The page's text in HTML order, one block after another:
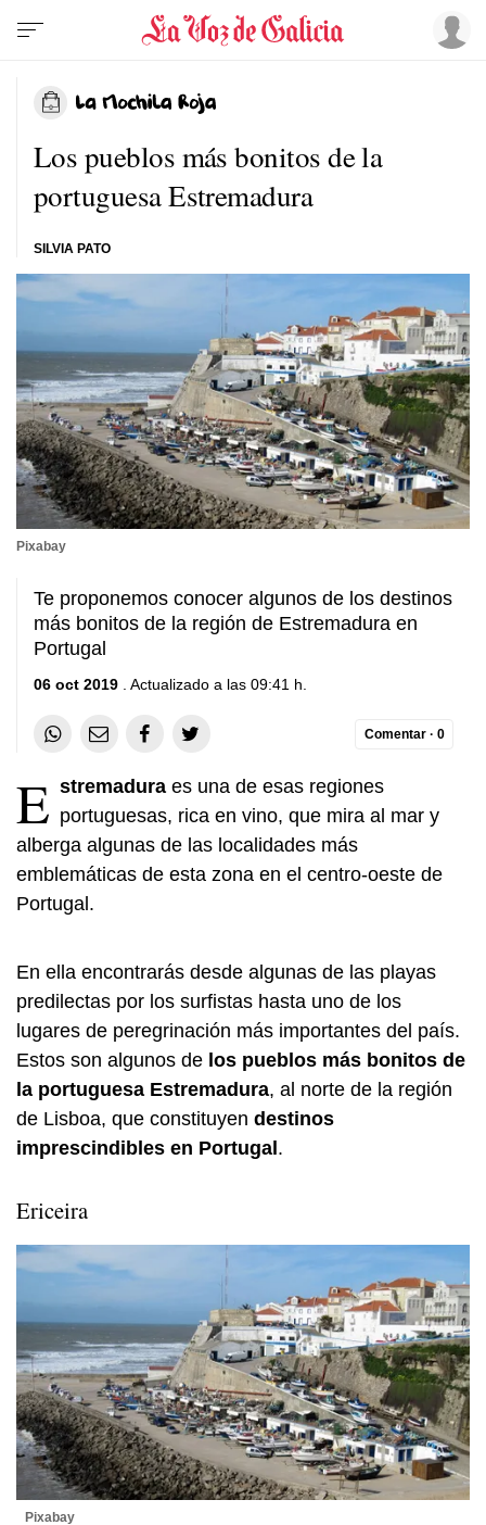
Los pueblos más bonitos de la
portuguesa Estremadura
SILVIA PATO
Pixabay
Te proponemos conocer algunos de los destinos
más bonitos de la región de Estremadura en
Portugal
06 oct 2019 . Actualizado a las 09:41 h.
Comentar · 0
E stremadura es una de esas regiones
portuguesas, rica en vino, que mira al mar y
alberga algunas de las localidades más
emblemáticas de esta zona en el centro-oeste de
Portugal.
En ella encontrarás desde algunas de las playas
predilectas por los surfistas hasta uno de los
lugares de peregrinación más importantes del país.
Estos son algunos de los pueblos más bonitos de
la portuguesa Estremadura, al norte de la región
de Lisboa, que constituyen destinos
imprescindibles en Portugal .
Ericeira
Pixabay